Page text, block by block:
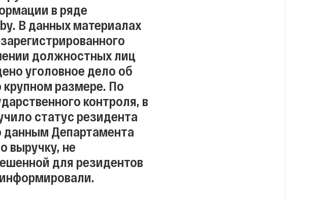
в ряде
В данных материалах
должностных лиц
уголовное дело об
крупном размере. По
контроля, в
статус резидента
данным Департамента
выручку, не
для резидентов